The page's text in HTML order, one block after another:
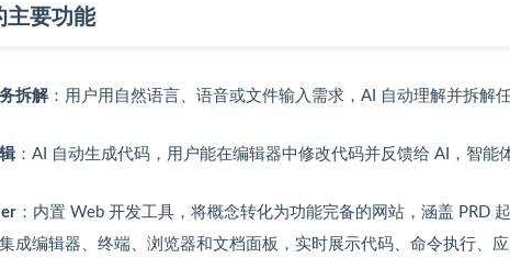
主要功能
拆解：用户用自然语言、语音或文件输入需求，AI 自动理解并拆解
：AI 自动生成代码，用户能在编辑器中修改代码并反馈给 AI，智能
：内置 Web 开发工具，将概念转化为功能完备的网站，涵盖 PRD
集成编辑器、终端、浏览器和文档面板，实时展示代码、命令执行、